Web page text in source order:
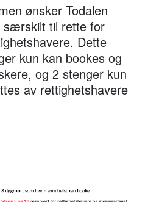
ønsker Todalen
særskilt til rette for
Dette
kun kan bookes og
og 2 stenger kun
av rettighetshavere